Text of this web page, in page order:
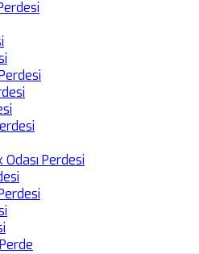
Odası Perdesi